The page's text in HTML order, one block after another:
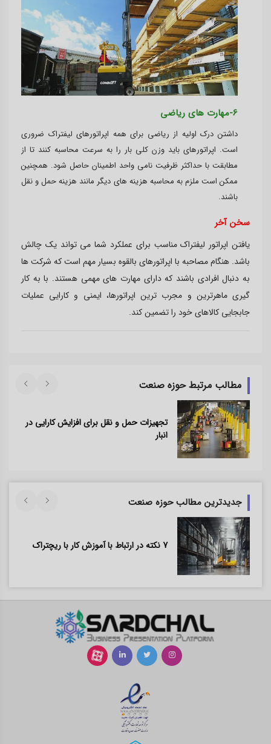
6-مهارت های ریاضی
داشتن درک اولیه از ریاضی برای همه اپراتورهای لیفتراک ضروری
است. اپراتورهای باید وزن کلی بار را به سرعت محاسبه کنند تا از
مطابقت با حداکثر ظرفیت نامی واحد اطمینان حاصل شود. همچنین
ممکن است ملزم به محاسبه هزینه های دیگر مانند هزینه حمل و نقل
باشند.
سخن آخر
یافتن اپراتور لیفتراک مناسب برای عملکرد شما می تواند یک چالش
باشد. هنگام مصاحبه با اپراتورهای بالقوه بسیار مهم است که شرکت ها
به دنبال افرادی باشند که دارای مهارت های مهمی هستند. با به کار
گیری ماهرترین و مجرب ترین اپراتورها، ایمنی و کارایی عملیات
جابجایی کالاهای خود را تضمین کند.
مطالب مرتبط حوزه صنعت
تجهیزات حمل و نقل برای افزایش کارایی در
انبار
جدیدترین مطالب حوزه صنعت
7 نکته در ارتباط با آموزش کار با ریچتراک